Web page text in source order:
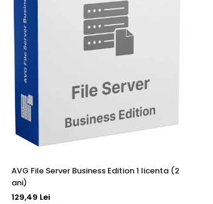
echipa noastră AVG Threat Labs. AI
AVG File Server Business Edition 1 licenta (2
ani)
129,49 Lei